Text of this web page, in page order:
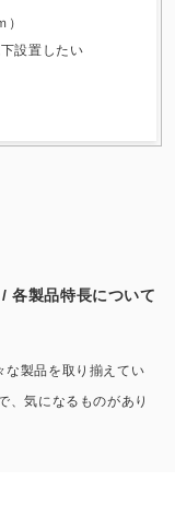
設置したい
/ 各製品特長について
な製品を取り揃えてい
、気になるものがあり